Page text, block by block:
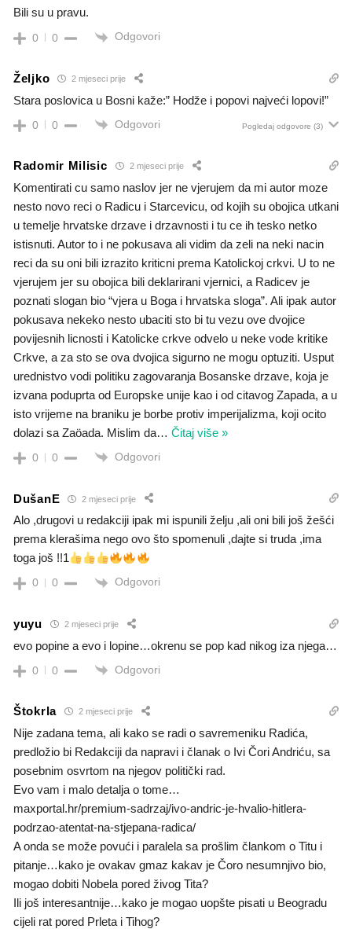
Bili su u pravu.
0 0 Odgovori
Željko 2 mjeseci prije
Stara poslovica u Bosni kaže:” Hodže i popovi najveći lopovi!”
0 0 Odgovori Pogledaj odgovore (3)
Radomir Milisic 2 mjeseci prije
Komentirati cu samo naslov jer ne vjerujem da mi autor moze
nesto novo reci o Radicu i Starcevicu, od kojih su obojica utkani
u temelje hrvatske drzave i drzavnosti i tu ce ih tesko netko
istisnuti. Autor to i ne pokusava ali vidim da zeli na neki nacin
reci da su oni bili izrazito kriticni prema Katolickoj crkvi. U to ne
vjerujem jer su obojica bili deklarirani vjernici, a Radicev je
poznati slogan bio “vjera u Boga i hrvatska sloga”. Ali ipak autor
pokusava nekeko nesto ubaciti sto bi tu vezu ove dvojice
povijesnih licnosti i Katolicke crkve odvelo u neke vode kritike
Crkve, a za sto se ova dvojica sigurno ne mogu optuziti. Usput
urednistvo vodi politiku zagovaranja Bosanske drzave, koja je
izvana poduprta od Europske unije kao i od citavog Zapada, a u
isto vrijeme na braniku je borbe protiv imperijalizma, koji ocito
dolazi sa Zaöada. Mislim da… Čitaj više »
0 0 Odgovori
DušanE 2 mjeseci prije
Alo ,drugovi u redakciji ipak mi ispunili želju ,ali oni bili još žešći
prema klerašima nego ovo što spomenuli ,dajte si truda ,ima
toga još !!1
0 0 Odgovori
yuyu 2 mjeseci prije
evo popine a evo i lopine…okrenu se pop kad nikog iza njega…
0 0 Odgovori
Štokrla 2 mjeseci prije
Nije zadana tema, ali kako se radi o savremeniku Radića,
predložio bi Redakciji da napravi i članak o Ivi Čori Andriću, sa
posebnim osvrtom na njegov politički rad.
Evo vam i malo detalja o tome…
maxportal.hr/premium-sadrzaj/ivo-andric-je-hvalio-hitlera-
podrzao-atentat-na-stjepana-radica/
A onda se može povući i paralela sa prošlim člankom o Titu i
pitanje…kako je ovakav gmaz kakav je Čoro nesumnjivo bio,
mogao dobiti Nobela pored živog Tita?
Ili još interesantnije…kako je mogao uopšte pisati u Beogradu
cijeli rat pored Prleta i Tihog?